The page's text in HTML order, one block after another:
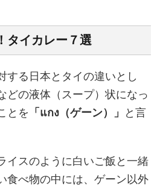
タイカレー ７選
する日本とタイの違いとし
どの液体（スープ）状になっ
とを 「 แกง（ゲーン）」
と言
イスのように白いご飯と一緒
食べ物の中には、ゲーン以外